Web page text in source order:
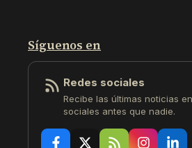
Síguenos en
Redes sociales
Recibe las últimas noticias
sociales antes que nadie.